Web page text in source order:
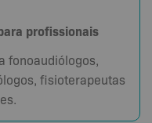
profissionais
fonoaudiólogos,
fisioterapeutas